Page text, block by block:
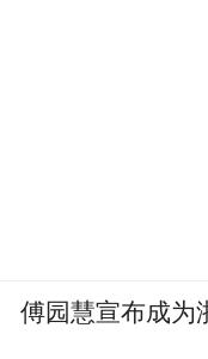
傅园慧宣布成为